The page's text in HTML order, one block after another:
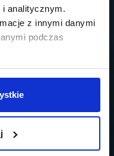
i analitycznym.
z innymi danymi
podczas